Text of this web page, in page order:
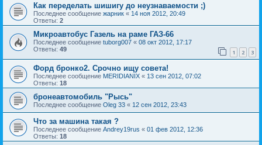
Как переделать шишигу до неузнаваемости ;)
Последнее сообщение жарник « 14 ноя 2012, 20:49
Ответы: 2
Микроавтобус Газель на раме ГАЗ-66
Последнее сообщение tuborg007 « 08 окт 2012, 17:17
Ответы: 49 1 2 3
Форд бронко2. Срочно ищу совета!
Последнее сообщение MERIDIANIX « 13 сен 2012, 07:02
Ответы: 18
бронеавтомобиль "Рысь"
Последнее сообщение Oleg 33 « 12 сен 2012, 23:43
Что за машина такая ?
Последнее сообщение Andrey19rus « 01 фев 2012, 12:36
Ответы: 18